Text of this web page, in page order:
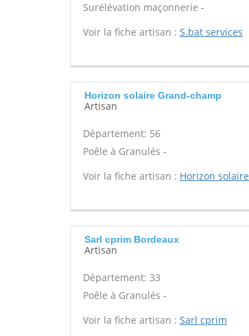
Surélévation maçonnerie -
Voir la fiche artisan : S.bat services
Horizon solaire Grand-champ
Artisan
Département: 56
Poêle à Granulés -
Voir la fiche artisan : Horizon solaire
Sarl cprim Bordeaux
Artisan
Département: 33
Poêle à Granulés -
Voir la fiche artisan : Sarl cprim